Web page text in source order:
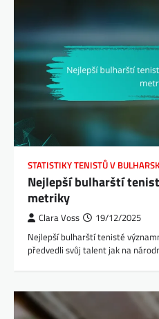
STATISTIKY TENISTŮ V
Nejlepší bulharští
metriky
Clara Voss 19/12/2025
Nejlepší bulharští tenisté
předvedli svůj talent jak na